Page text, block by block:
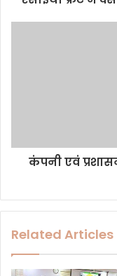
कंपनी एवं
Related Articles